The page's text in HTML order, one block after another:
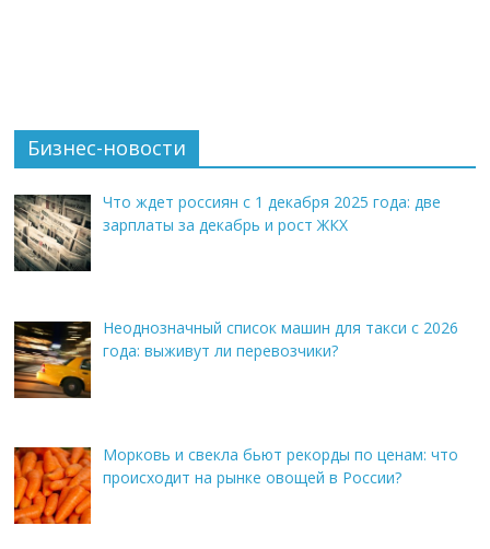
Бизнес-новости
Что ждет россиян с 1 декабря 2025 года: две
зарплаты за декабрь и рост ЖКХ
Неоднозначный список машин для такси с 2026
года: выживут ли перевозчики?
Морковь и свекла бьют рекорды по ценам: что
происходит на рынке овощей в России?